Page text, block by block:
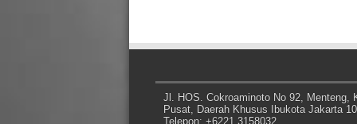
Jl. HOS. Cokroaminoto No 92, Menteng,
Pusat, Daerah Khusus Ibukota Jakarta
Telepon: +6221 3158032